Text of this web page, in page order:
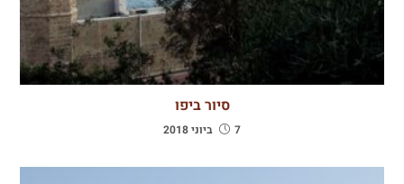
סיור ביפו
7 ביוני 2018